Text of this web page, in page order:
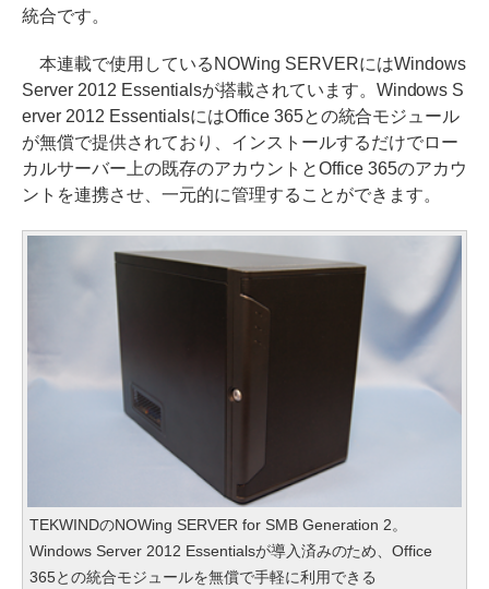
統合です。
本連載で使用しているNOWing SERVERにはWindows
Server 2012 Essentialsが搭載されています。Windows S
erver 2012 EssentialsにはOffice 365との統合モジュール
が無償で提供されており、インストールするだけでロー
カルサーバー上の既存のアカウントとOffice 365のアカウ
ントを連携させ、一元的に管理することができます。
TEKWINDのNOWing SERVER for SMB Generation 2。
Windows Server 2012 Essentialsが導入済みのため、Office
365との統合モジュールを無償で手軽に利用できる